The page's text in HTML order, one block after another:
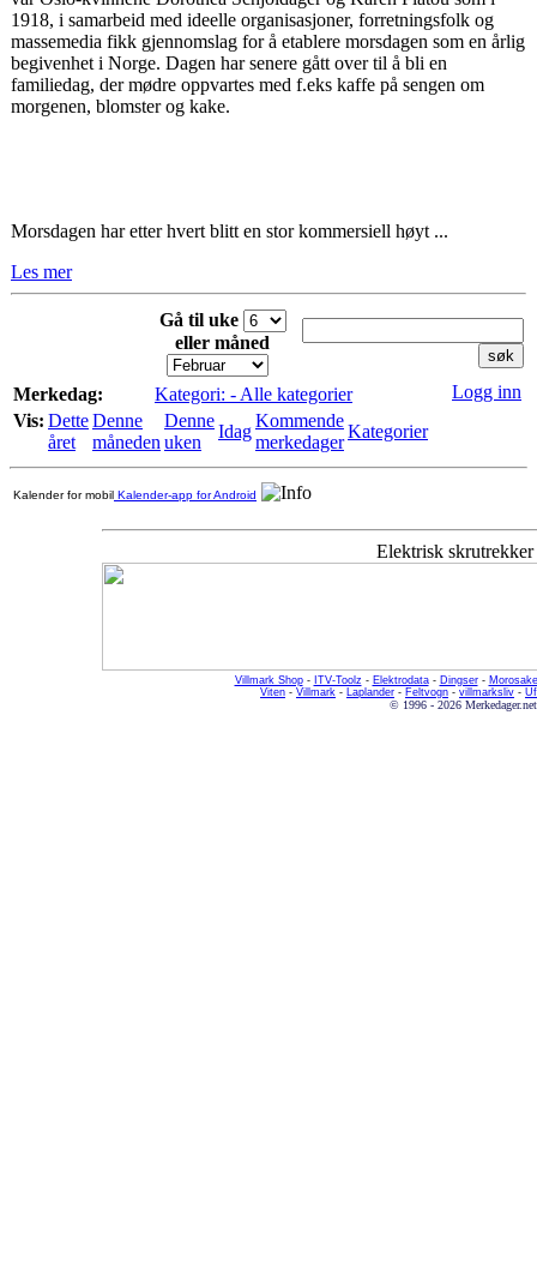
1918, i samarbeid med ideelle organisasjoner, forretningsfolk og
massemedia fikk gjennomslag for å etablere morsdagen som en årlig
begivenhet i Norge. Dagen har senere gått over til å bli en
familiedag, der mødre oppvartes med f.eks kaffe på sengen om
morgenen, blomster og kake.
Morsdagen har etter hvert blitt en stor kommersiell høyt ...
Les mer
Gå til uke
eller måned
Merkedag:
Kategori: - Alle kategorier
Vis: Dette
året
Denne
måneden
Denne
uken
Idag
Kommende
merkedager
Kategorier
Logg inn
Kalender for mobil Kalender-app for Android
Elektrisk skrutrekker
Villmark Shop- ITV-Toolz - Elektrodata- Dingser-
Viten - Villmark - Laplander - Feltvogn - villmarksliv -
© 1996 - 2026 Merkedager.net